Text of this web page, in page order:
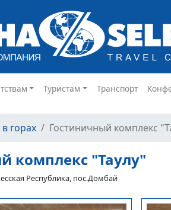
Туристам Транспорт
горах Гостиничный комплекс
комплекс "Таулу"
Республика, пос.Домбай